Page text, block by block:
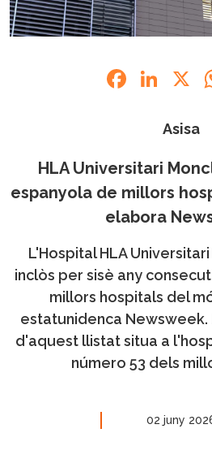
Asisa
HLA Universitari
espanyola de millors
elabora
L'Hospital HLA
inclòs per sisè any
millors hospitals del
estatunidenca
d'aquest llistat situa a
número 53 dels
02 juny